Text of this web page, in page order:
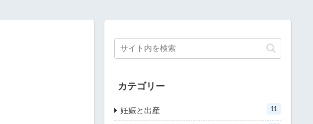
カテゴリー
妊娠と出産 11